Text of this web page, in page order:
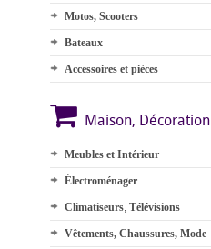
Motos, Scooters
Bateaux
Accessoires et pièces
Maison, Décoration
Meubles et Intérieur
Électroménager
Climatiseurs, Télévisions
Vêtements, Chaussures, Mode